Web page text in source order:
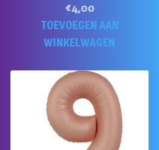
€4,00
TOEVOEGEN AAN
WINKELWAGEN